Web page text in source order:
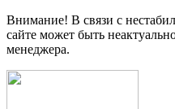
Внимание! В связи с
сайте может быть
менеджера.